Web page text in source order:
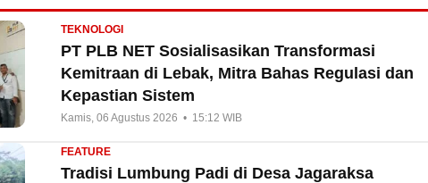
TEKNOLOGI
PT PLB NET Sosialisasikan Transformasi
Kemitraan di Lebak, Mitra Bahas Regulasi dan
Kepastian Sistem
Kamis, 06 Agustus 2026 • 15:12 WIB
FEATURE
Tradisi Lumbung Padi di Desa Jagaraksa